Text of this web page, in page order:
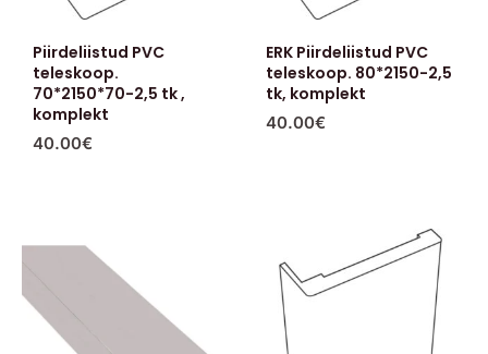
Piirdeliistud PVC
teleskoop.
70*2150*70-2,5 tk ,
komplekt
40.00€
ERK Piirdeliistud PVC
teleskoop. 80*2150-2,5
tk, komplekt
40.00€